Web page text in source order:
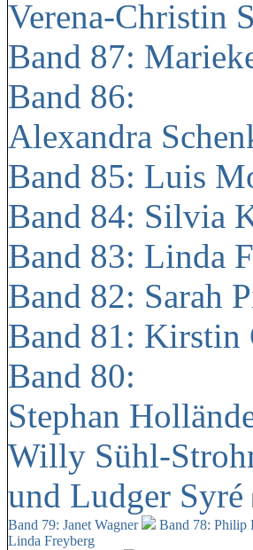
Verena-Christin
Band 87:
Band 86:
Alexandra
Band 85: Luis
Band 84: Silvia
Band 83: Linda
Band 82: Sarah
Band 81: Kirstin
Band 80:
Stephan
Willy Sühl-
und Ludger Syré
Band 79: Janet Wagner Band 78: Philip
Linda Freyberg